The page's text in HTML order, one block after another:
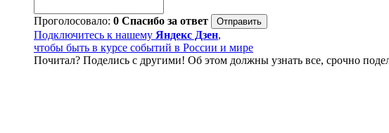
Проголосовало: 0 Спасибо за ответ
Подключитесь к нашему Яндекс Дзен,
чтобы быть в курсе событий в России и мире
Почитал? Поделись с другими! Об этом должны узнать все, срочно